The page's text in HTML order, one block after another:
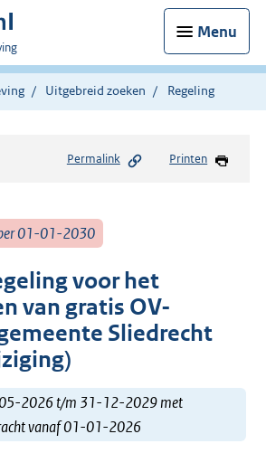
Menu
Uitgebreid zoeken Regeling
Permalink Printen
01-01-2030
voor het
van gratis OV-
Sliedrecht
2026 t/m 31-12-2029 met
vanaf 01-01-2026